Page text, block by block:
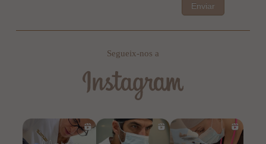
Enviar
Segueix-nos a